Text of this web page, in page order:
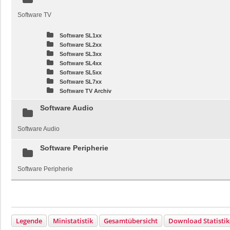
Software TV
Software SL1xx
Software SL2xx
Software SL3xx
Software SL4xx
Software SL5xx
Software SL7xx
Software TV Archiv
Software Audio
Software Audio
Software Peripherie
Software Peripherie
Legende Ministatistik Gesamtübersicht Download